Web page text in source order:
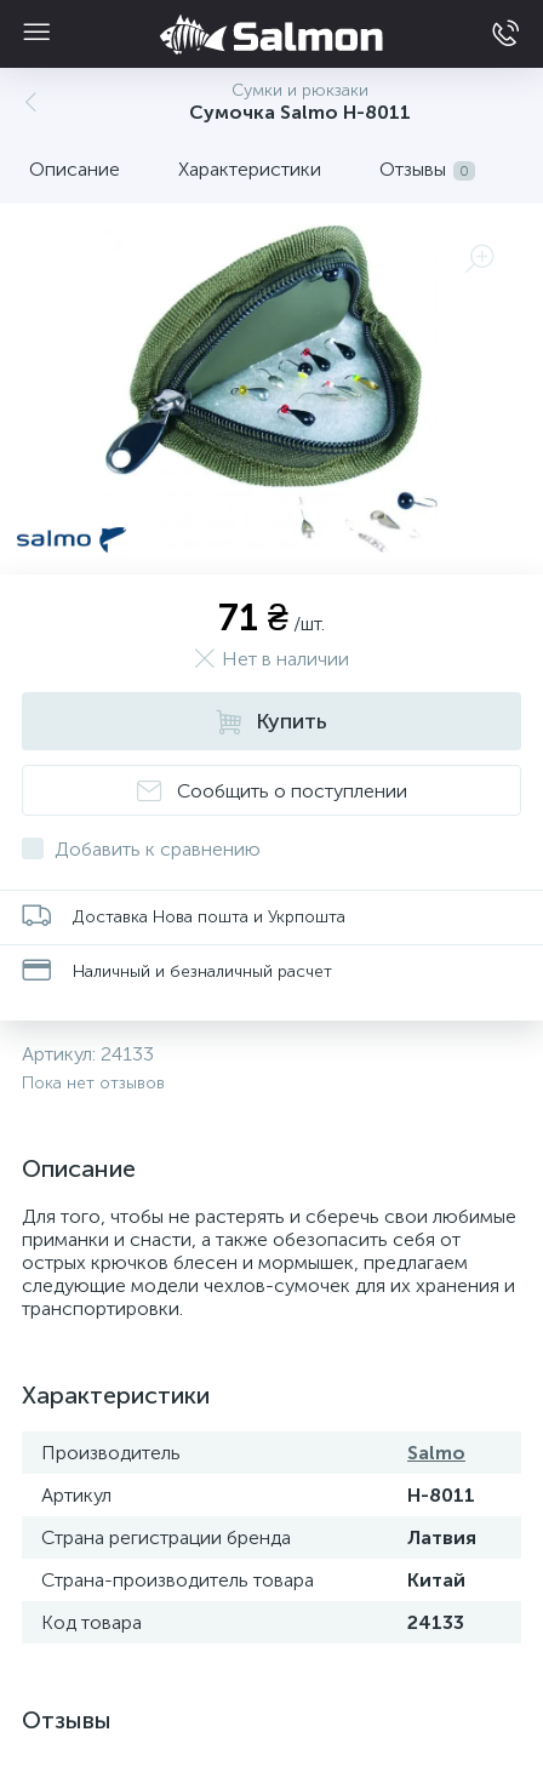
Сумки и рюкзаки
Сумочка Salmo H-8011
Описание Характеристики Отзывы 0
71 ₴ /шт.
Нет в наличии
Купить
Сообщить о поступлении
Добавить к сравнению
Доставка Нова пошта и Укрпошта
Наличный и безналичный расчет
Артикул: 24133
Пока нет отзывов
Описание
Для того, чтобы не растерять и сберечь свои любимые
приманки и снасти, а также обезопасить себя от
острых крючков блесен и мормышек, предлагаем
следующие модели чехлов-сумочек для их хранения и
транспортировки.
Характеристики
Производитель
Salmo
Артикул
H-8011
Страна регистрации бренда
Латвия
Страна-производитель товара
Китай
Код товара
24133
Отзывы